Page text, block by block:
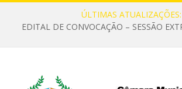
ÚLTIMAS ATUALIZAÇÕES:
EDITAL DE CONVOCAÇÃO – SESSÃO